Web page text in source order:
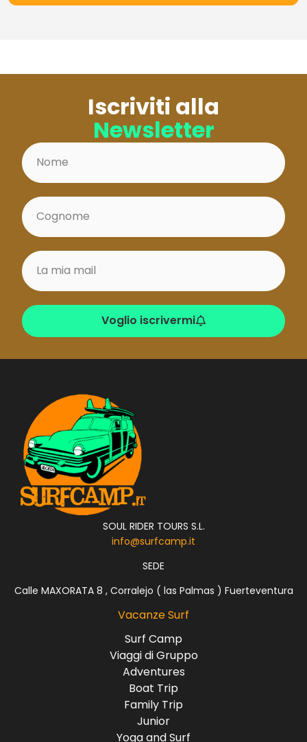
Iscriviti alla
Newsletter
Voglio iscrivermi
SOUL RIDER TOURS S.L.
info@surfcamp.it
SEDE
Calle MAXORATA 8 , Corralejo ( las Palmas ) Fuerteventura
Vacanze Surf
Surf Camp
Viaggi di Gruppo
Adventures
Boat Trip
Family Trip
Junior
Yoga and Surf